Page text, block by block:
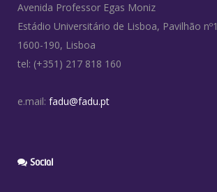
Avenida Professor Egas Moniz
Estádio Universitário de Lisboa, Pavilhão nº1
1600-190, Lisboa
tel: (+351) 217 818 160
e.mail: fadu@fadu.pt
Social